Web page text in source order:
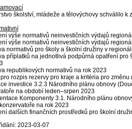
školství, mládeže a tělovýchovy schválilo
výše normativů neinvestičních výdajů
výše normativů neinvestičních výdajů
normativů pro školy a školní družiny v
příplatků na jednotlivá podpůrná opatření
republikových normativů na rok 2023
rozpis rezervy pro kraje a kritéria pro
investice 3.2.3 Národního plánu obnovy
na období leden–srpen 2023
Komponenty 3.1. Národního plánu
na rok 2023
dalších finančních prostředků pro školní
2023-03-07